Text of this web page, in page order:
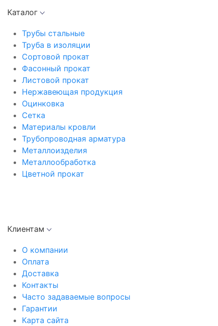
Каталог
Трубы стальные
Труба в изоляции
Сортовой прокат
Фасонный прокат
Листовой прокат
Нержавеющая продукция
Оцинковка
Сетка
Материалы кровли
Трубопроводная арматура
Металлоизделия
Металлообработка
Цветной прокат
Клиентам
О компании
Оплата
Доставка
Контакты
Часто задаваемые вопросы
Гарантии
Карта сайта